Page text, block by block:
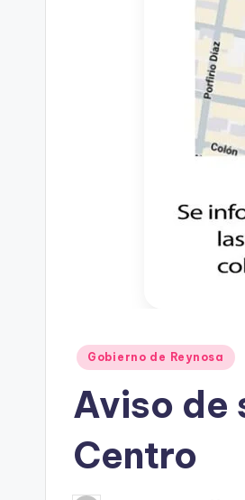
Publicado
Gobierno de Reynosa
Aviso de
Centro